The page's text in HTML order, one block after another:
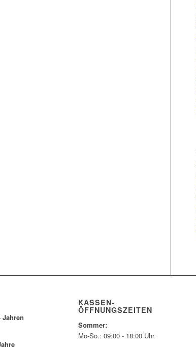
Jahren
KASSEN-
ÖFFNUNGSZEITEN
Sommer:
Mo-So.: 09:00 - 18:00 Uhr